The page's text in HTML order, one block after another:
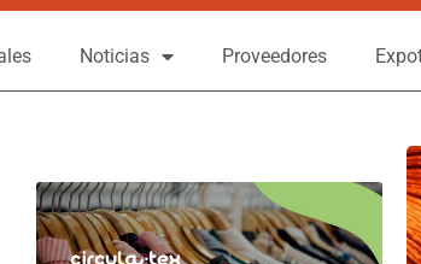
Noticias Proveedores